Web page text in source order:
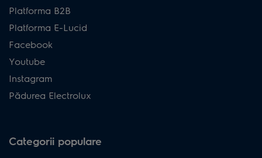
Platforma B2B
Platforma E-Lucid
Facebook
Youtube
Instagram
Pădurea Electrolux
Categorii populare